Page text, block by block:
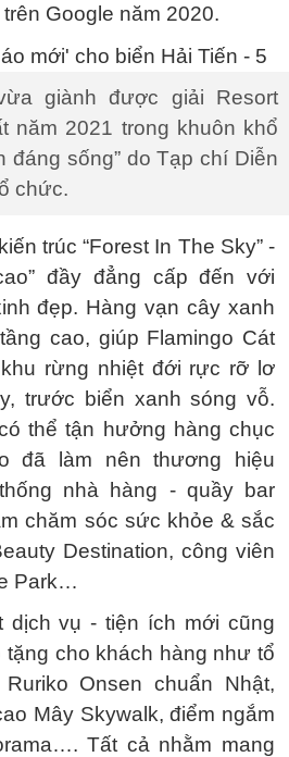
Google năm 2020.
giành được giải Resort
năm 2021 trong khuôn khổ
đáng sống” do Tạp chí Diễn
chức.
trúc “Forest In The Sky” -
đầy đẳng cấp đến với
đẹp. Hàng vạn cây xanh
cao, giúp Flamingo Cát
rừng nhiệt đới rực rỡ lơ
trước biển xanh sóng vỗ.
thể tận hưởng hàng chục
đã làm nên thương hiệu
nhà hàng - quầy bar
chăm sóc sức khỏe & sắc
Destination, công viên
Park…
dịch vụ - tiện ích mới cũng
cho khách hàng như tổ
Onsen chuẩn Nhật,
Mây Skywalk, điểm ngắm
Tất cả nhằm mang